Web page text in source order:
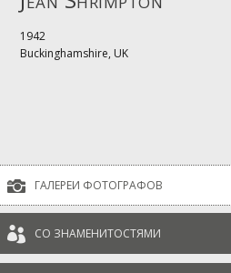
1942
Buckinghamshire, UK
 ГАЛЕРЕИ ФОТОГРАФОВ
 СО ЗНАМЕНИТОСТЯМИ